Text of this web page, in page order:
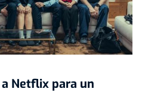
a Netflix para un